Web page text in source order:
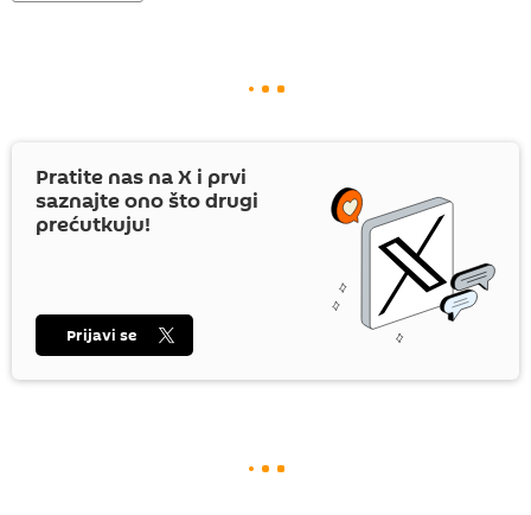
Pratite nas naX i prvi
saznajte ono što drugi
prećutkuju!
Prijavi se